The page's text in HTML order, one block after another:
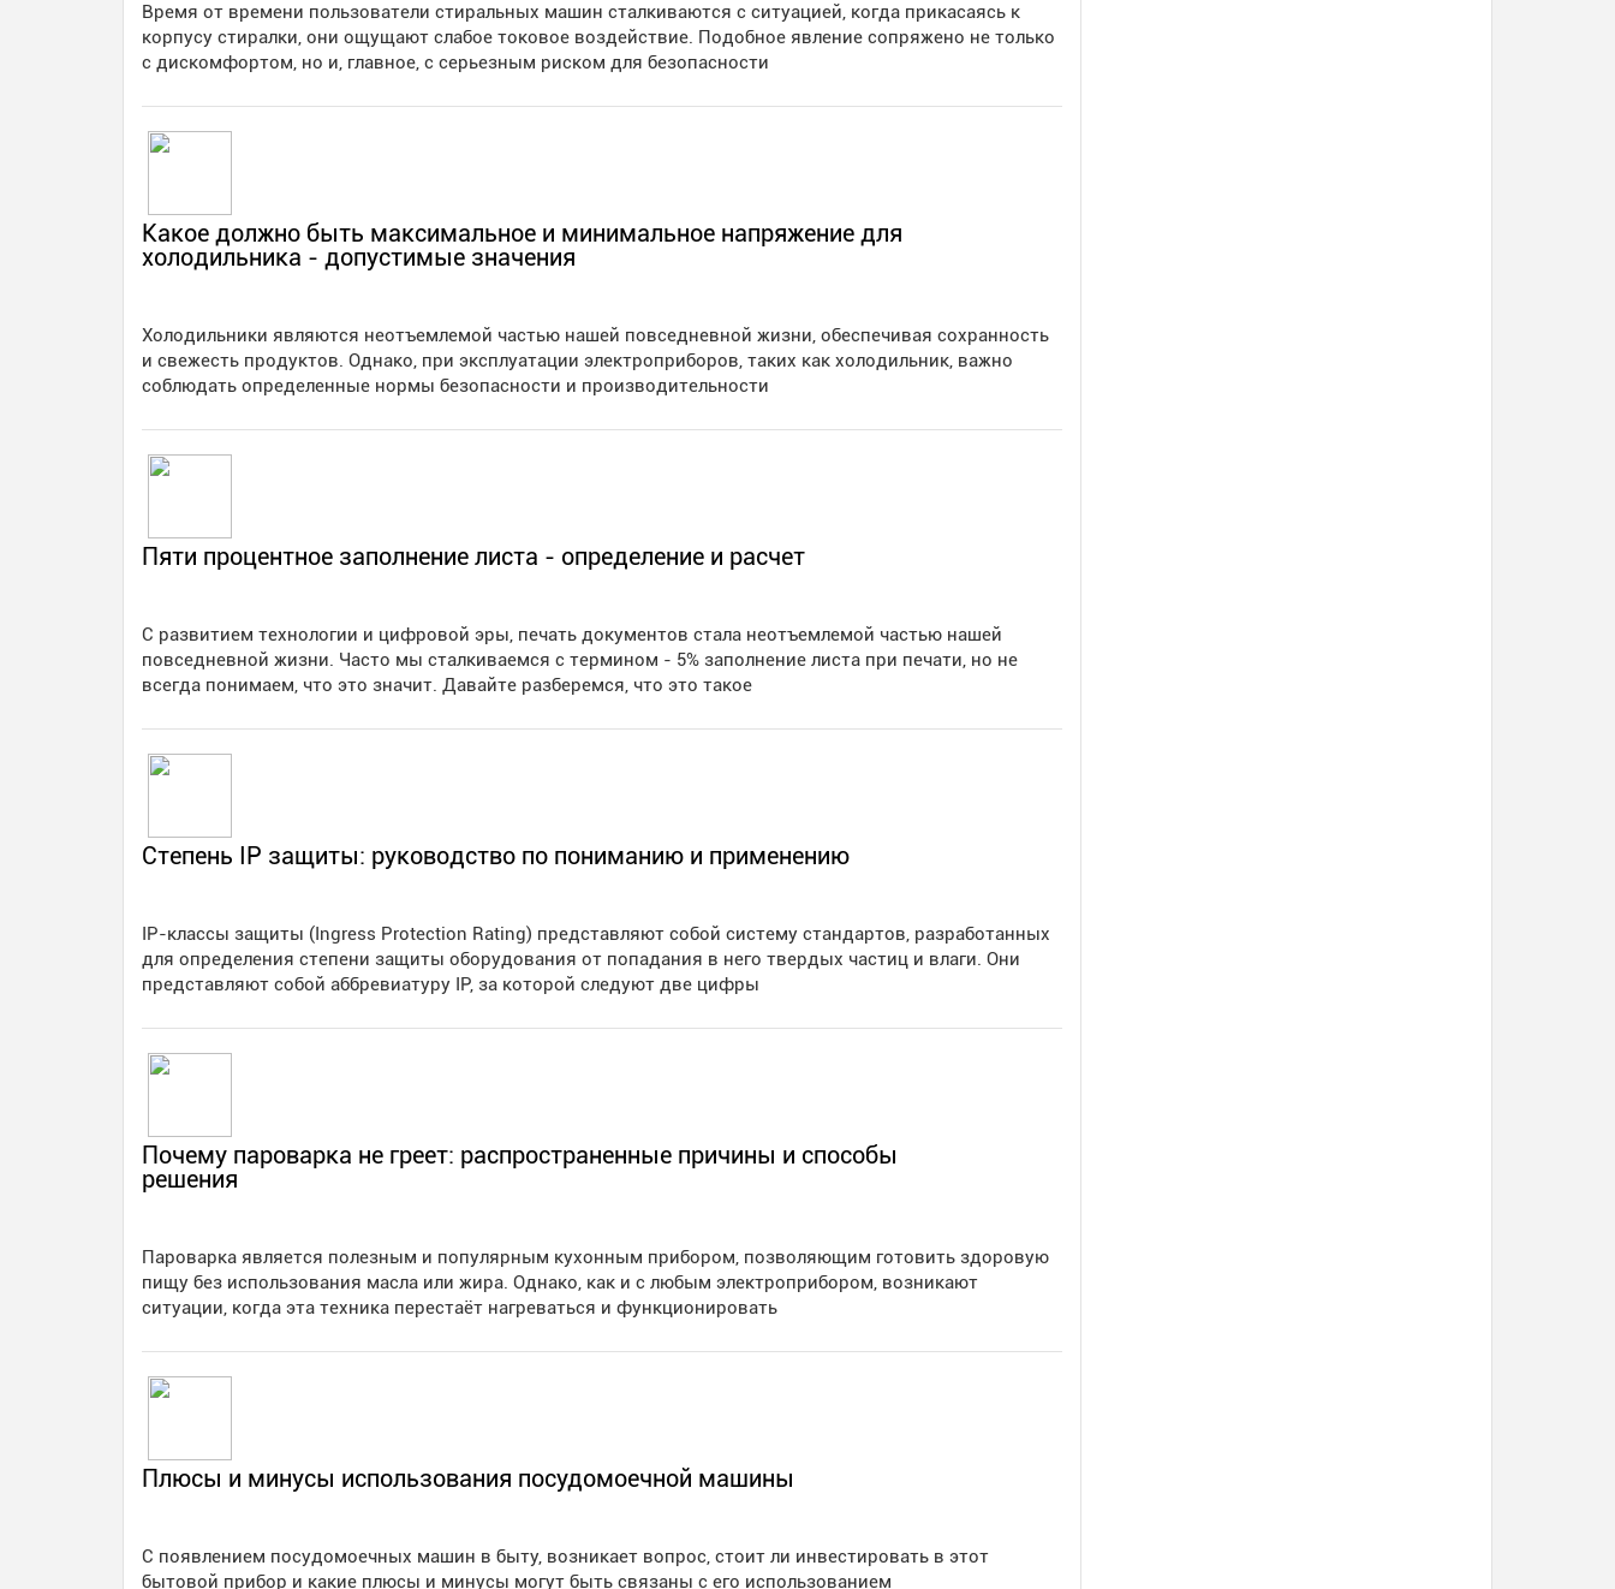
Время от времени пользователи стиральных машин сталкиваются с ситуацией, когда прикасаясь к
корпусу стиралки, они ощущают слабое токовое воздействие. Подобное явление сопряжено не только
с дискомфортом, но и, главное, с серьезным риском для безопасности
Какое должно быть максимальное и минимальное напряжение для
холодильника - допустимые значения
Холодильники являются неотъемлемой частью нашей повседневной жизни, обеспечивая сохранность
и свежесть продуктов. Однако, при эксплуатации электроприборов, таких как холодильник, важно
соблюдать определенные нормы безопасности и производительности
Пяти процентное заполнение листа - определение и расчет
С развитием технологии и цифровой эры, печать документов стала неотъемлемой частью нашей
повседневной жизни. Часто мы сталкиваемся с термином - 5% заполнение листа при печати, но не
всегда понимаем, что это значит. Давайте разберемся, что это такое
Степень IP защиты: руководство по пониманию и применению
IP-классы защиты (Ingress Protection Rating) представляют собой систему стандартов, разработанных
для определения степени защиты оборудования от попадания в него твердых частиц и влаги. Они
представляют собой аббревиатуру IP, за которой следуют две цифры
Почему пароварка не греет: распространенные причины и способы
решения
Пароварка является полезным и популярным кухонным прибором, позволяющим готовить здоровую
пищу без использования масла или жира. Однако, как и с любым электроприбором, возникают
ситуации, когда эта техника перестаёт нагреваться и функционировать
Плюсы и минусы использования посудомоечной машины
С появлением посудомоечных машин в быту, возникает вопрос, стоит ли инвестировать в этот
бытовой прибор и какие плюсы и минусы могут быть связаны с его использованием